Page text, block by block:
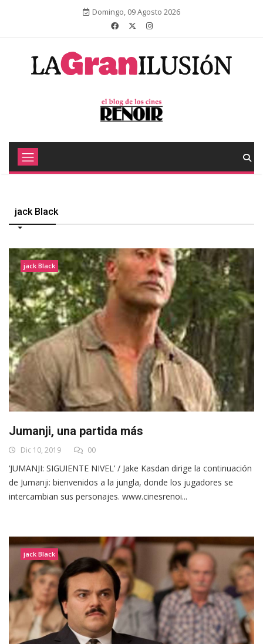
Domingo, 09 Agosto 2026
jack Black
jack Black
Jumanji, una partida más
Dic 10, 2019 00
‘JUMANJI: SIGUIENTE NIVEL’ / Jake Kasdan dirige la continuación
de Jumanji: bienvenidos a la jungla, donde los jugadores se
intercambian sus personajes. www.cinesrenoi...
jack Black